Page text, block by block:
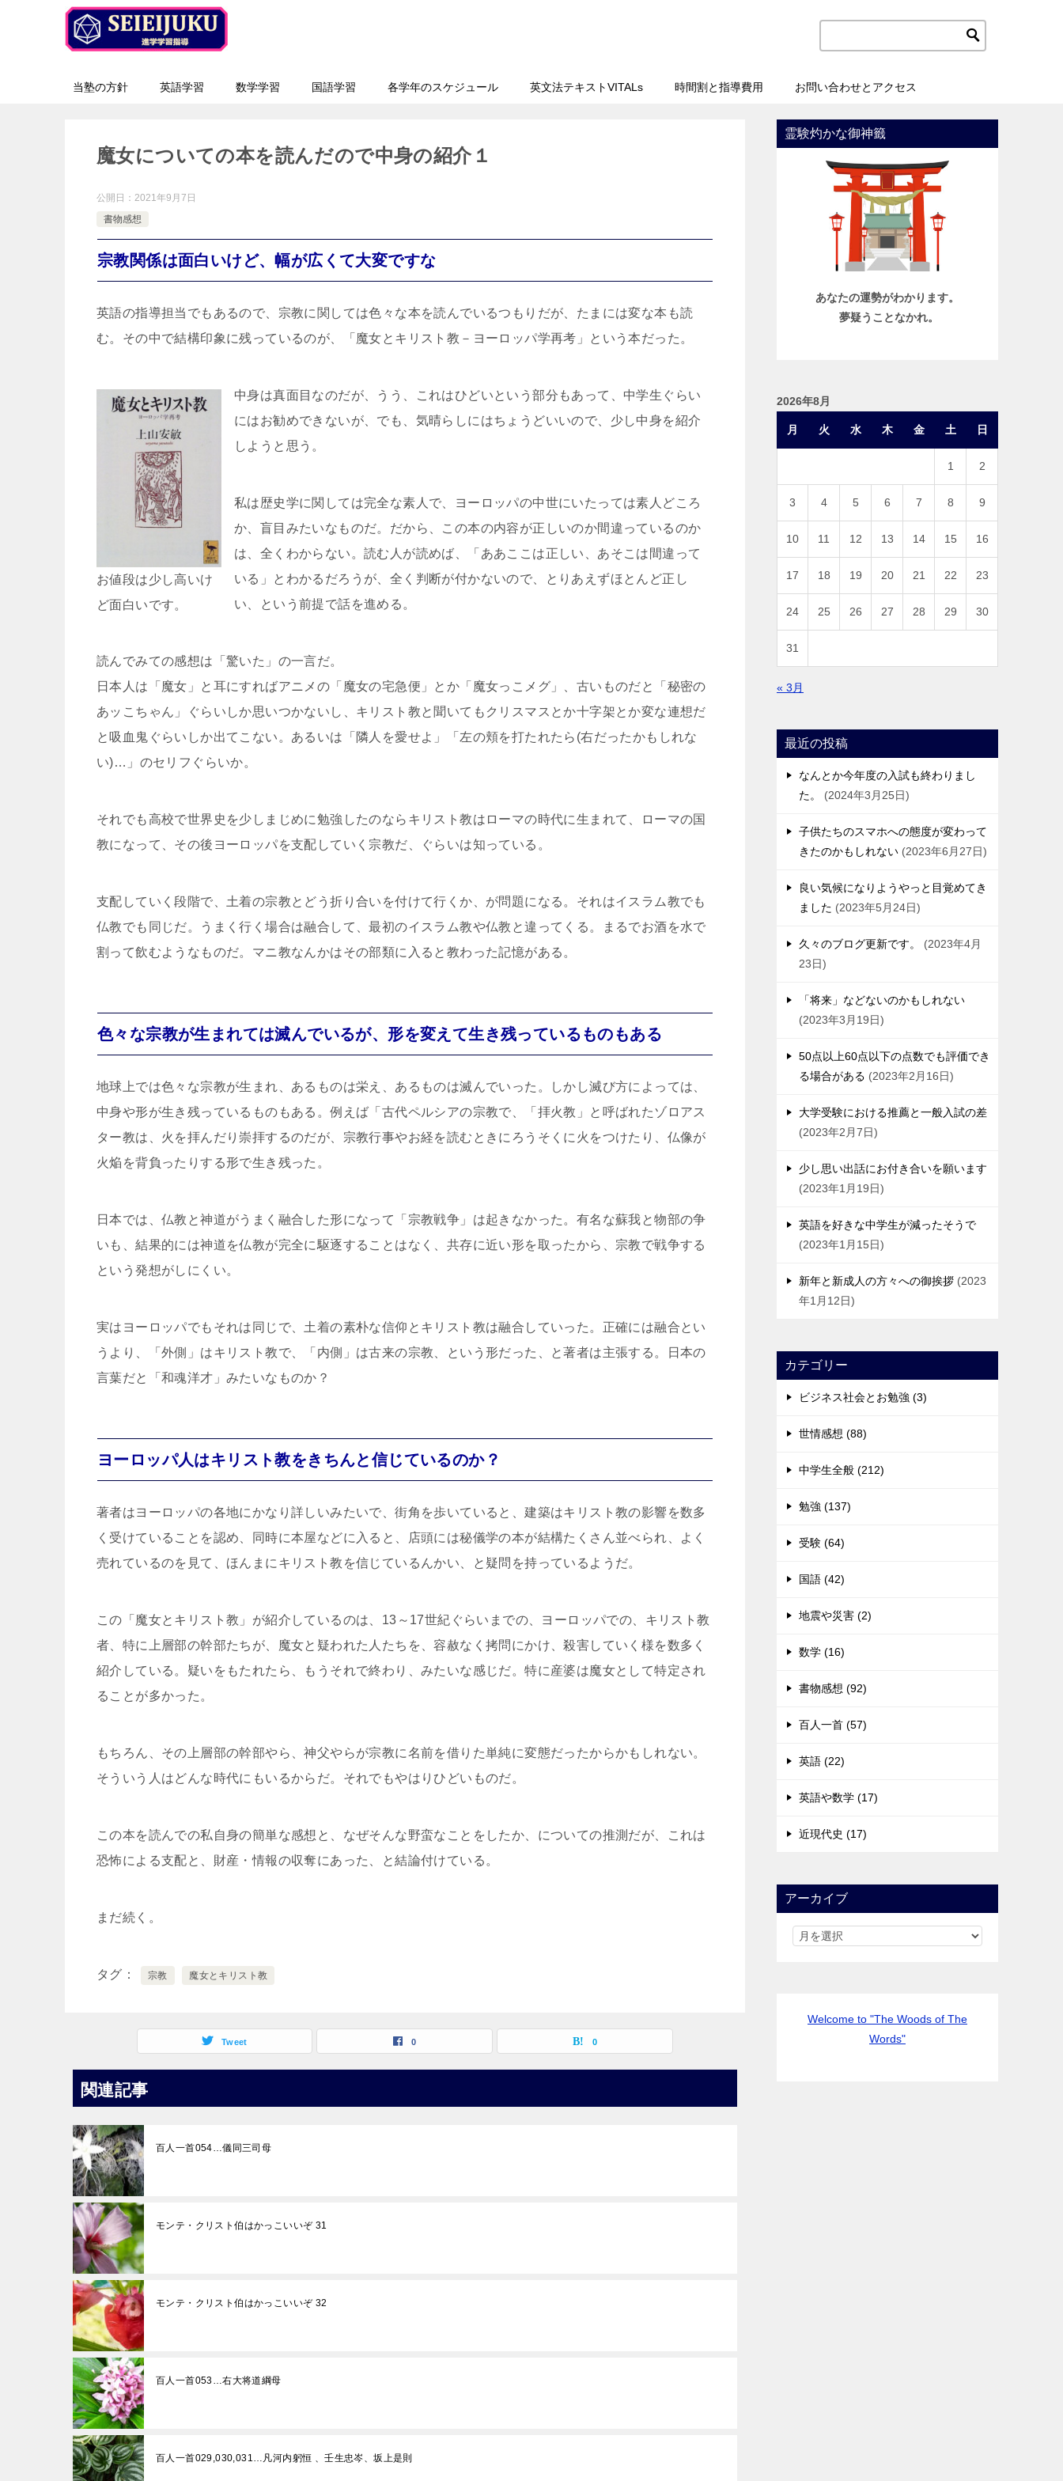
当塾の方針 英語学習 数学学習 国語学習 各学年のスケジュール 英文法テキストVITALs 時間割と指導費用 お問い合わせとアクセス
魔女についての本を読んだので中身の紹介１
公開日： 2021年9月7日
書物感想
宗教関係は面白いけど、幅が広くて大変ですな
英語の指導担当でもあるので、宗教に関しては色々な本を読んでいるつもりだが、たまには変な本も読
む。その中で結構印象に残っているのが、「魔女とキリスト教－ヨーロッパ学再考」という本だった。
お値段は少し高いけ
ど面白いです。
中身は真面目なのだが、うう、これはひどいという部分もあって、中学生ぐらい
にはお勧めできないが、でも、気晴らしにはちょうどいいので、少し中身を紹介
しようと思う。
私は歴史学に関しては完全な素人で、ヨーロッパの中世にいたっては素人どころ
か、盲目みたいなものだ。だから、この本の内容が正しいのか間違っているのか
は、全くわからない。読む人が読めば、「ああここは正しい、あそこは間違って
いる」とわかるだろうが、全く判断が付かないので、とりあえずほとんど正し
い、という前提で話を進める。
読んでみての感想は「驚いた」の一言だ。
日本人は「魔女」と耳にすればアニメの「魔女の宅急便」とか「魔女っこメグ」、古いものだと「秘密の
あッこちゃん」ぐらいしか思いつかないし、キリスト教と聞いてもクリスマスとか十字架とか変な連想だ
と吸血鬼ぐらいしか出てこない。あるいは「隣人を愛せよ」「左の頬を打たれたら(右だったかもしれな
い)…」のセリフぐらいか。
それでも高校で世界史を少しまじめに勉強したのならキリスト教はローマの時代に生まれて、ローマの国
教になって、その後ヨーロッパを支配していく宗教だ、ぐらいは知っている。
支配していく段階で、土着の宗教とどう折り合いを付けて行くか、が問題になる。それはイスラム教でも
仏教でも同じだ。うまく行く場合は融合して、最初のイスラム教や仏教と違ってくる。まるでお酒を水で
割って飲むようなものだ。マニ教なんかはその部類に入ると教わった記憶がある。
色々な宗教が生まれては滅んでいるが、形を変えて生き残っているものもある
地球上では色々な宗教が生まれ、あるものは栄え、あるものは滅んでいった。しかし滅び方によっては、
中身や形が生き残っているものもある。例えば「古代ペルシアの宗教で、「拝火教」と呼ばれたゾロアス
ター教は、火を拝んだり崇拝するのだが、宗教行事やお経を読むときにろうそくに火をつけたり、仏像が
火焔を背負ったりする形で生き残った。
日本では、仏教と神道がうまく融合した形になって「宗教戦争」は起きなかった。有名な蘇我と物部の争
いも、結果的には神道を仏教が完全に駆逐することはなく、共存に近い形を取ったから、宗教で戦争する
という発想がしにくい。
実はヨーロッパでもそれは同じで、土着の素朴な信仰とキリスト教は融合していった。正確には融合とい
うより、「外側」はキリスト教で、「内側」は古来の宗教、という形だった、と著者は主張する。日本の
言葉だと「和魂洋才」みたいなものか？
ヨーロッパ人はキリスト教をきちんと信じているのか？
著者はヨーロッパの各地にかなり詳しいみたいで、街角を歩いていると、建築はキリスト教の影響を数多
く受けていることを認め、同時に本屋などに入ると、店頭には秘儀学の本が結構たくさん並べられ、よく
売れているのを見て、ほんまにキリスト教を信じているんかい、と疑問を持っているようだ。
この「魔女とキリスト教」が紹介しているのは、13～17世紀ぐらいまでの、ヨーロッパでの、キリスト教
者、特に上層部の幹部たちが、魔女と疑われた人たちを、容赦なく拷問にかけ、殺害していく様を数多く
紹介している。疑いをもたれたら、もうそれで終わり、みたいな感じだ。特に産婆は魔女として特定され
ることが多かった。
もちろん、その上層部の幹部やら、神父やらが宗教に名前を借りた単純に変態だったからかもしれない。
そういう人はどんな時代にもいるからだ。それでもやはりひどいものだ。
この本を読んでの私自身の簡単な感想と、なぜそんな野蛮なことをしたか、についての推測だが、これは
恐怖による支配と、財産・情報の収奪にあった、と結論付けている。
まだ続く。
タグ 宗教 魔女とキリスト教
Tweet 0 0
関連記事
百人一首054…儀同三司母
モンテ・クリスト伯はかっこいいぞ 31
モンテ・クリスト伯はかっこいいぞ 32
百人一首053…右大将道綱母
百人一首029,030,031…凡河内躬恒 、壬生忠岑、坂上是則
霊験灼かな御神籤
あなたの運勢がわかります。
夢疑うことなかれ。
2026年8月
月 火 水 木 金 土 日
1 2
3 4 5 6 7 8 9
10 11 12 13 14 15 16
17 18 19 20 21 22 23
24 25 26 27 28 29 30
31
« 3月
最近の投稿
なんとか今年度の入試も終わりまし
た。
2024年3月25日
子供たちのスマホへの態度が変わって
きたのかもしれない 2023年6月27日
良い気候になりようやっと目覚めてき
ました
2023年5月24日
久々のブログ更新です。
2023年4月
23日
「将来」などないのかもしれない
2023年3月19日
50点以上60点以下の点数でも評価でき
る場合がある
2023年2月16日
大学受験における推薦と一般入試の差
2023年2月7日
少し思い出話にお付き合いを願います
2023年1月19日
英語を好きな中学生が減ったそうで
2023年1月15日
新年と新成人の方々への御挨拶 2023
年1月12日
カテゴリー
ビジネス社会とお勉強 (3)
世情感想 (88)
中学生全般 (212)
勉強 (137)
受験 (64)
国語 (42)
地震や災害 (2)
数学 (16)
書物感想 (92)
百人一首 (57)
英語 (22)
英語や数学 (17)
近現代史 (17)
アーカイブ
Welcome to "The Woods of The
Words"